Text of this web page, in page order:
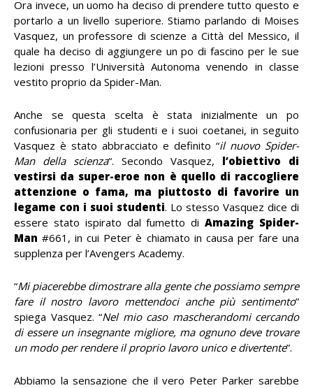
Ora invece, un uomo ha deciso di prendere tutto questo e
portarlo a un livello superiore. Stiamo parlando di Moises
Vasquez, un professore di scienze a Città del Messico, il
quale ha deciso di aggiungere un po di fascino per le sue
lezioni presso l’Università Autonoma venendo in classe
vestito proprio da Spider-Man.
Anche se questa scelta è stata inizialmente un po
confusionaria per gli studenti e i suoi coetanei, in seguito
Vasquez è stato abbracciato e definito “il nuovo Spider-
Man della scienza“. Secondo Vasquez, l’obiettivo di
vestirsi da super-eroe non è quello di raccogliere
attenzione o fama, ma piuttosto di favorire un
legame con i suoi studenti. Lo stesso Vasquez dice di
essere stato ispirato dal fumetto diAmazing Spider-
Man #661, in cui Peter è chiamato in causa per fare una
supplenza per l’Avengers Academy.
“Mi piacerebbe dimostrare alla gente che possiamo sempre
fare il nostro lavoro mettendoci anche più sentimento”
spiega Vasquez. “Nel mio caso mascherandomi cercando
di essere un insegnante migliore, ma ognuno deve trovare
un modo per rendere il proprio lavoro unico e divertente”.
Abbiamo la sensazione che il vero Peter Parker sarebbe